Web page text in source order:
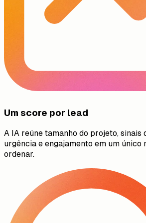
Um score por lead
A IA reúne tamanho do projeto, sinais
urgência e engajamento em um único
ordenar.